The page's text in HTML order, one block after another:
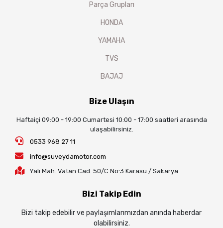
Parça Grupları
HONDA
YAMAHA
TVS
BAJAJ
Bize Ulaşın
Haftaiçi 09:00 - 19:00 Cumartesi 10:00 - 17:00 saatleri arasında
ulaşabilirsiniz.
0533 968 27 11
info@suveydamotor.com
Yalı Mah. Vatan Cad. 50/C No:3 Karasu / Sakarya
Bizi Takip Edin
Bizi takip edebilir ve paylaşımlarımızdan anında haberdar
olabilirsiniz.